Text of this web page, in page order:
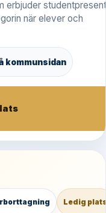
erbjuder
när elever och
kommunsidan
Ledig